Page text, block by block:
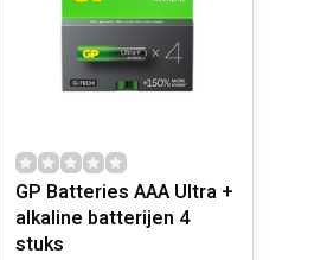
GP Batteries AAA Ultra +
alkaline batterijen 4
stuks